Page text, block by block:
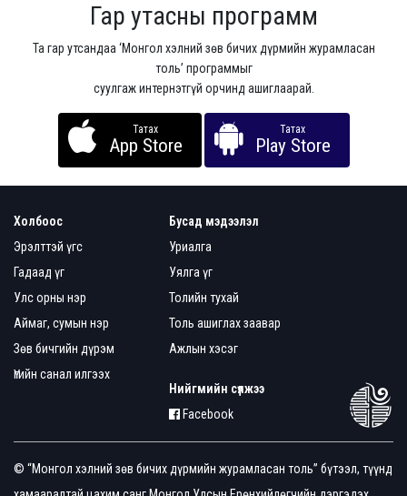
Гар утасны программ
Та гар утсандаа ‘Монгол хэлний зөв бичих дүрмийн журамласан
толь’ программыг
суулгаж интернэтгүй орчинд ашиглаарай.
Татах
App Store
Татах
Play Store
Холбоос
Эрэлттэй үгс
Гадаад үг
Улс орны нэр
Аймаг, сумын нэр
Зөв бичгийн дүрэм
Үгийн санал илгээх
Бусад мэдээлэл
Уриалга
Уялга үг
Толийн тухай
Толь ашиглах заавар
Ажлын хэсэг
Нийгмийн сүлжээ
Facebook
© “Монгол хэлний зөв бичих дүрмийн журамласан толь” бүтээл, түүнд